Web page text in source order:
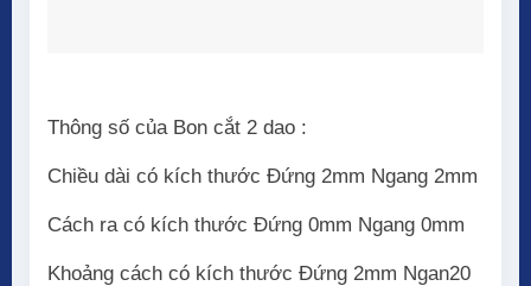
Thông số của Bon cắt 2 dao :
Chiều dài có kích thước Đứng 2mm Ngang 2mm
Cách ra có kích thước Đứng 0mm Ngang 0mm
Khoảng cách có kích thước Đứng 2mm Ngan20